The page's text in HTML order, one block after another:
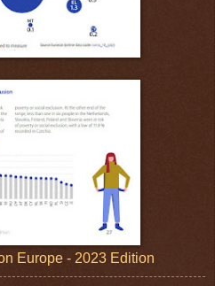
Europe - 2023 Edition